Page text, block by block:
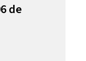
de